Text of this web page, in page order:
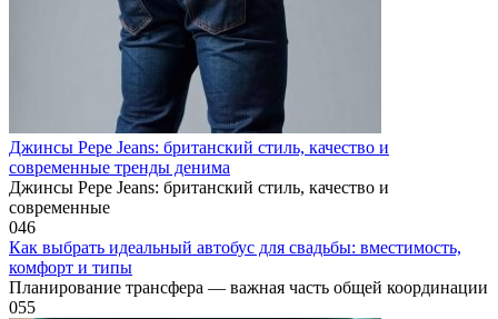
Джинсы Pepe Jeans: британский стиль, качество и
современные тренды денима
Джинсы Pepe Jeans: британский стиль, качество и
современные
046
Как выбрать идеальный автобус для свадьбы: вместимость,
комфорт и типы
Планирование трансфера — важная часть общей координации
055